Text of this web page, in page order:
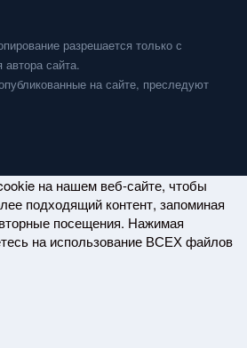
разрешается только с
автора сайта.
на сайте, преследуют
на нашем веб-сайте, чтобы
подходящий контент, запоминая
посещения. Нажимая
на использование ВСЕХ файлов